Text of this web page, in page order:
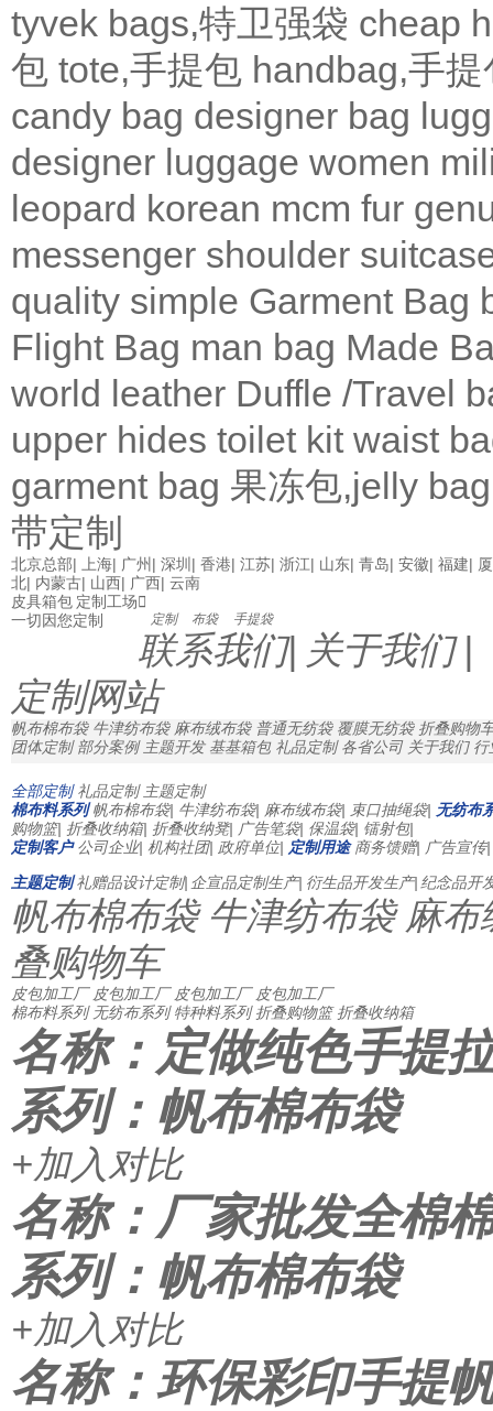
tyvek bags,特卫强袋 cheap
包 tote,手提包 handbag,手提
candy bag designer bag
designer luggage women
leopard korean mcm fur
messenger shoulder
quality simple Garment Bag
Flight Bag man bag Made
world leather Duffle /Travel
upper hides toilet kit waist
garment bag 果冻包,jelly bag
带定制
北京总部| 上海| 广州 | 深圳 | 香港| 江苏| 浙江| 山东| 青岛| 安徽| 福建|
北| 内蒙古| 山西| 广西| 云南
皮具箱包 定制工场
一切因您定制

定制 布袋 手提袋
联系我们| 关于我们|
定制网站
帆布棉布袋 牛津纺布袋 麻布绒布袋 普通无纺袋 覆膜无纺袋 折叠购物
团体定制 部分案例 主题开发 基基箱包 礼品定制 各省公司 关于我们 行
全部定制 礼品定制 主题定制
棉布料系列 帆布棉布袋| 牛津纺布袋| 麻布绒布袋| 束口抽绳袋| 无纺布
购物篮| 折叠收纳箱| 折叠收纳凳| 广告笔袋| 保温袋| 镭射包|
定制客户 公司企业| 机构社团| 政府单位| 定制用途 商务馈赠| 广告宣传|
主题定制礼赠品设计定制| 企宣品定制生产| 衍生品开发生产|纪念品开
帆布棉布袋 牛津纺布袋 麻布
叠购物车
皮包加工厂 皮包加工厂 皮包加工厂 皮包加工厂
棉布料系列 无纺布系列 特种料系列 折叠购物篮 折叠收纳箱
名称：定做纯色手提
系列：帆布棉布袋
+加入对比
名称：厂家批发全棉
系列：帆布棉布袋
+加入对比
名称：环保彩印手提